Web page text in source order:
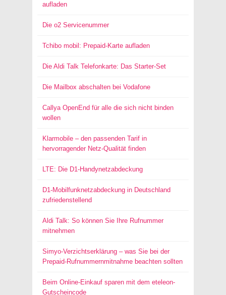
aufladen
Die o2 Servicenummer
Tchibo mobil: Prepaid-Karte aufladen
Die Aldi Talk Telefonkarte: Das Starter-Set
Die Mailbox abschalten bei Vodafone
Callya OpenEnd für alle die sich nicht binden
wollen
Klarmobile – den passenden Tarif in
hervorragender Netz-Qualität finden
LTE: Die D1-Handynetzabdeckung
D1-Mobilfunknetzabdeckung in Deutschland
zufriedenstellend
Aldi Talk: So können Sie Ihre Rufnummer
mitnehmen
Simyo-Verzichtserklärung – was Sie bei der
Prepaid-Rufnummernmitnahme beachten sollten
Beim Online-Einkauf sparen mit dem eteleon-
Gutscheincode